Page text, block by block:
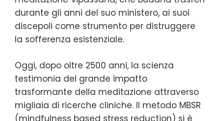
durante gli anni del suo ministero, ai suoi
discepoli come strumento per distruggere
la sofferenza esistenziale.
Oggi, dopo oltre 2500 anni, la scienza
testimonia del grande impatto
trasformante della meditazione attraverso
migliaia di ricerche cliniche. Il metodo MBSR
(mindfulness based stress reduction) si è